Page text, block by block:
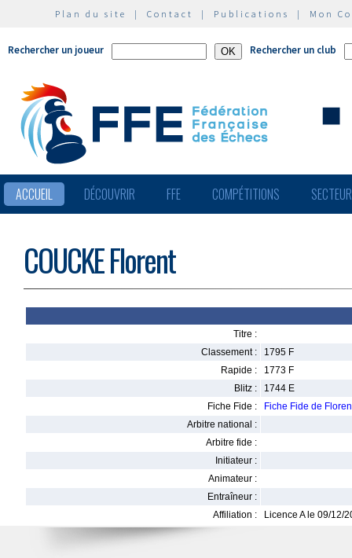
Plan du site | Contact | Publications | Mon
Rechercher un joueur Rechercher un club
ACCUEIL DÉCOUVRIR FFE COMPÉTITIONS
COUCKE Florent
Titre :
Classement :
1795 F
Rapide :
1773 F
Blitz :
1744 E
Fiche Fide :
Fiche Fide de
Arbitre national :
Arbitre fide :
Initiateur :
Animateur :
Entraîneur :
Affiliation :
Licence A le 09/12/